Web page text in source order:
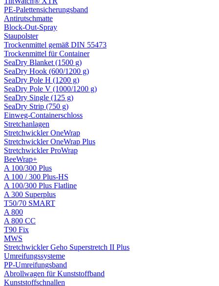
PE-Palettensicherungsband
Antirutschmatte
Block-Out-Spray
Staupolster
Trockenmittel gemäß DIN 55473
Trockenmittel für Container
SeaDry Blanket (1500 g)
SeaDry Hook (600/1200 g)
SeaDry Pole H (1200 g)
SeaDry Pole V (1000/1200 g)
SeaDry Single (125 g)
SeaDry Strip (750 g)
Einweg-Containerschloss
Stretchanlagen
Stretchwickler OneWrap
Stretchwickler OneWrap Plus
Stretchwickler ProWrap
BeeWrap+
A 100/300 Plus
A 100 / 300 Plus-HS
A 100/300 Plus Flatline
A 300 Superplus
T50/70 SMART
A 800
A 800 CC
T90 Fix
MWS
Stretchwickler Geho Superstretch II Plus
Umreifungssysteme
PP-Umreifungsband
Abrollwagen für Kunststoffband
Kunststoffschnallen